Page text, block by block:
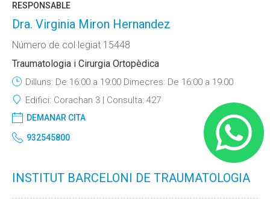
RESPONSABLE
Dra. Virginia Miron Hernandez
Número de col·legiat 15448
Traumatologia i Cirurgia Ortopèdica
Dilluns: De 16:00 a 19:00 Dimecres: De 16:00 a 19:00
Edifici: Corachan 3 Consulta: 427
DEMANAR CITA
932545800
INSTITUT BARCELONI DE TRAUMATOLOGIA